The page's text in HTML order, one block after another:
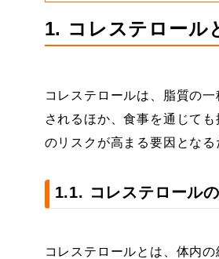
1. コレステロール
コレステロールは、脂質の
されるほか、食事を通じて
のリスクが高まる要因とな
1.1. コレステロール
コレステロールとは、体内